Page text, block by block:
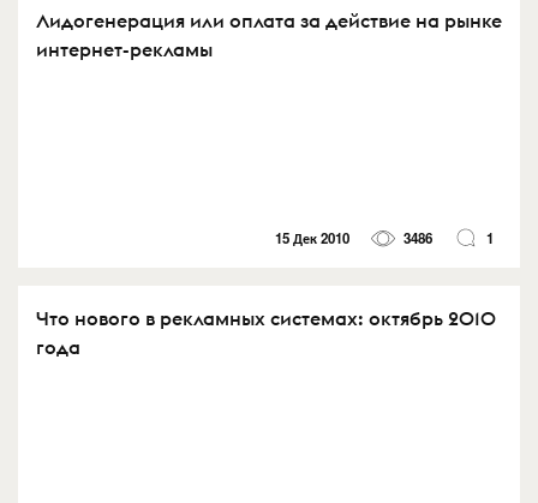
Лидогенерация или оплата за действие на рынке
интернет-рекламы
15 Дек 2010 3486 1
Что нового в рекламных системах: октябрь 2010
года